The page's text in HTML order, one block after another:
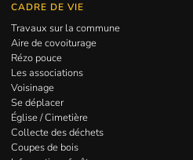
CADRE DE VIE
Travaux sur la commune
Aire de covoiturage
Rézo pouce
Les associations
Voisinage
Se déplacer
Église / Cimetière
Collecte des déchets
Coupes de bois